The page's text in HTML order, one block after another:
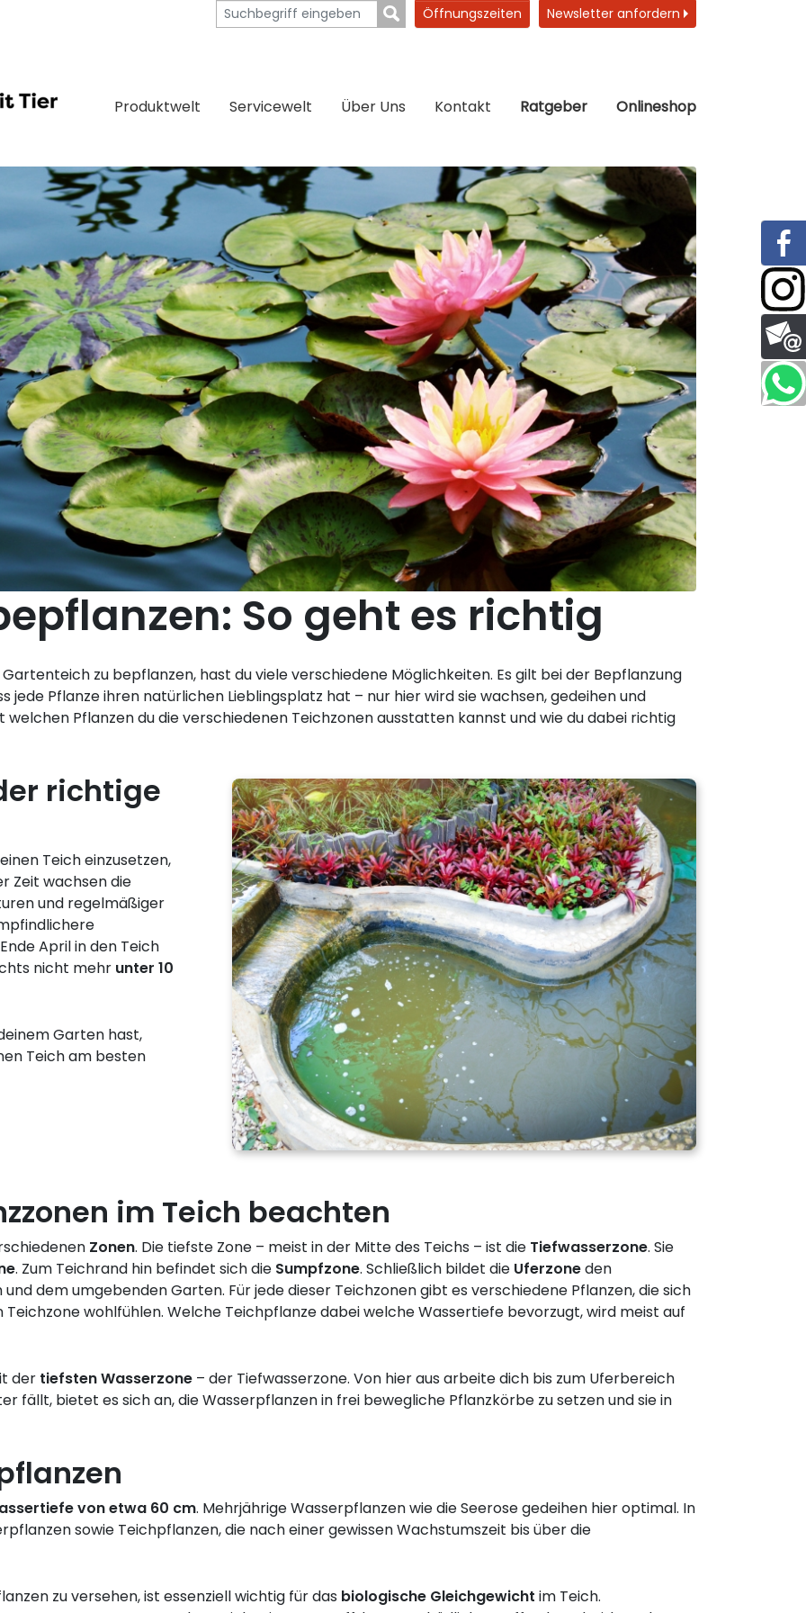
Öffnungszeiten Newsletter anfordern
Produktwelt Servicewelt Über Uns Kontakt Ratgeber Onlineshop
So geht es richtig
Gartenteich zu bepflanzen, hast du viele verschiedene Möglichkeiten. Es gilt bei der Bepflanzung
jede Pflanze ihren natürlichen Lieblingsplatz hat – nur hier wird sie wachsen, gedeihen und
Pflanzen du die verschiedenen Teichzonen ausstatten kannst und wie du dabei richtig
richtige
Teich einzusetzen,
Zeit wachsen die
und regelmäßiger
April in den Teich
nicht mehr unter 10
Garten hast,
Teich am besten
im Teich beachten
Zonen. Die tiefste Zone – meist in der Mitte des Teichs – ist die Tiefwasserzone. Sie
. Zum Teichrand hin befindet sich die Sumpfzone. Schließlich bildet die Uferzoneden
dem umgebenden Garten. Für jede dieser Teichzonen gibt es verschiedene Pflanzen, die sich
wohlfühlen. Welche Teichpflanze dabei welche Wassertiefe bevorzugt, wird meist auf
der tiefsten Wasserzone – der Tiefwasserzone. Von hier aus arbeite dich bis zum Uferbereich
fällt, bietet es sich an, die Wasserpflanzen in frei bewegliche Pflanzkörbe zu setzen und sie in
von etwa 60 cm. Mehrjährige Wasserpflanzen wie die Seerose gedeihen hier optimal. In
sowie Teichpflanzen, die nach einer gewissen Wachstumszeit bis über die
zu versehen, ist essenziell wichtig für das biologische Gleichgewicht im Teich.